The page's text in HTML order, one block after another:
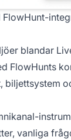
FlowHunt-
blandar
FlowHunts
vanliga